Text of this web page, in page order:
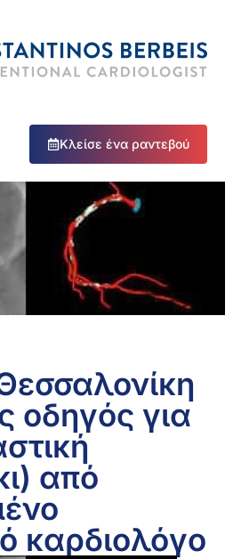
Κλείσε ένα ραντεβού
οδηγός για
από
καρδιολόγο